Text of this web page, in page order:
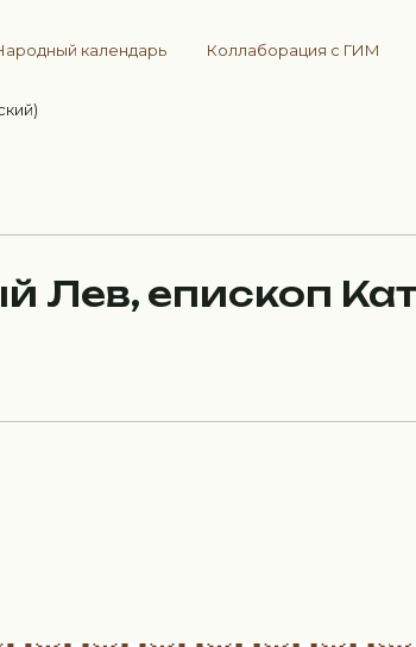
календарь Коллаборация с ГИМ
Лев, епископ